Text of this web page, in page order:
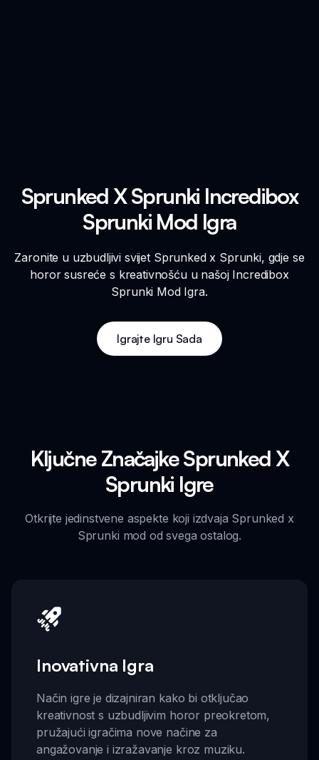
Sprunked X Sprunki Incredibox
Sprunki Mod Igra
Zaronite u uzbudljivi svijet Sprunked x Sprunki, gdje se
horor susreće s kreativnošću u našoj Incredibox
Sprunki Mod Igra.
Igrajte Igru Sada
Ključne Značajke Sprunked X
Sprunki Igre
Otkrijte jedinstvene aspekte koji izdvaja Sprunked x
Sprunki mod od svega ostalog.
Inovativna Igra
Način igre je dizajniran kako bi otključao
kreativnost s uzbudljivim horor preokretom,
pružajući igračima nove načine za
angažovanje i izražavanje kroz muziku.